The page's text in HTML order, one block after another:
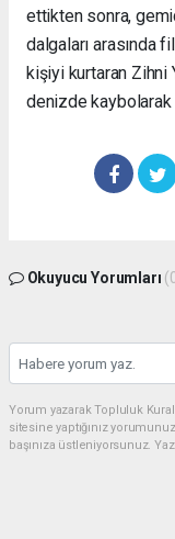
ettikten sonra,
dalgaları arasında
kişiyi kurtaran Zihni
denizde kaybolarak
Okuyucu Yorumları
Yorum yazarak Topluluk
sitesine yaptığınız
başınıza üstleniyorsunuz.